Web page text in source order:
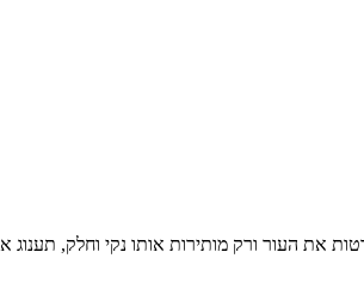
את העור ורק מותירות אותו נקי וחלק, תענוג